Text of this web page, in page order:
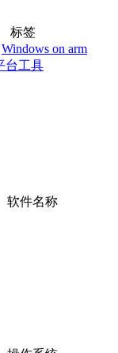
标签
Windows on arm
台工具
软件名称